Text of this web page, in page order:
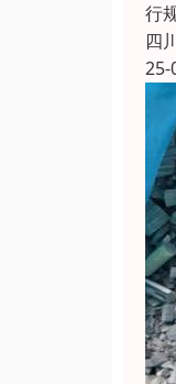
行
四
25-